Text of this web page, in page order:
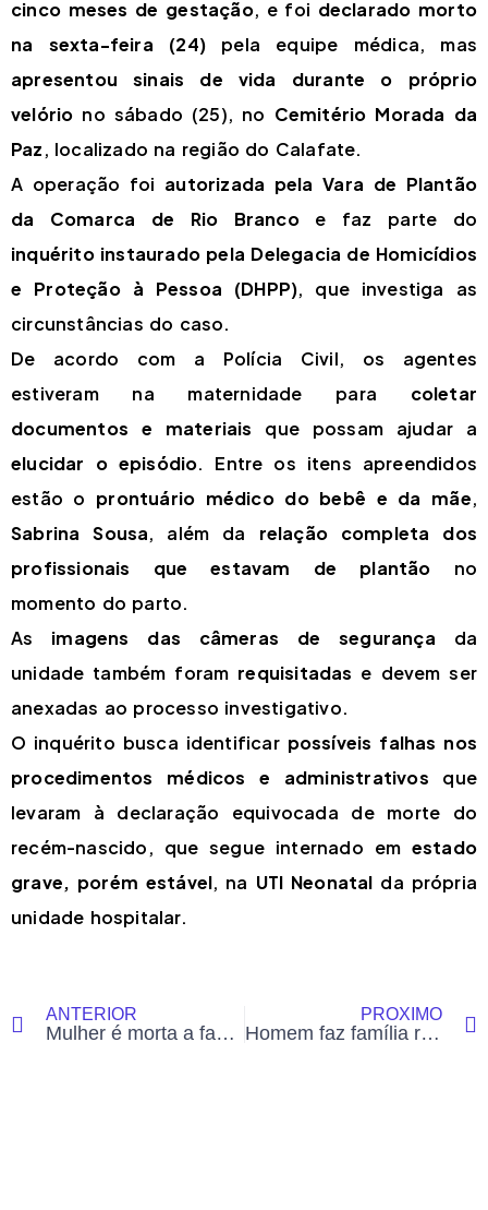
cinco meses de gestação, e foi declarado morto
na sexta-feira (24)pela equipe médica, mas
apresentou sinais de vida durante o próprio
velório no sábado (25), no Cemitério Morada da
Paz, localizado na região do Calafate.
A operação foi autorizada pela Vara de Plantão
da Comarca de Rio Brancoe faz parte do
inquérito instaurado pela Delegacia de Homicídios
e Proteção à Pessoa (DHPP), que investiga as
circunstâncias do caso.
De acordo com a Polícia Civil, os agentes
estiveram na maternidade para coletar
documentos e materiais que possam ajudar a
elucidar o episódio. Entre os itens apreendidos
estão o prontuário médico do bebê e da mãe,
Sabrina Sousa, além da relação completa dos
profissionais que estavam de plantão no
momento do parto.
As imagens das câmeras de segurança da
unidade também foram requisitadas e devem ser
anexadas ao processo investigativo.
O inquérito busca identificar possíveis falhas nos
procedimentos médicos e administrativos que
levaram à declaração equivocada de morte do
recém-nascido, que segue internado em estado
grave, porém estável, na UTI Neonatal da própria
unidade hospitalar.
ANTERIOR
Mulher é morta a facadas pelo marido, que comete suicídio em seguida, em Porto Acre
PRÓXIMO
Homem faz família refém durante assalto e é preso pela Polícia Militar em Cruzeiro do Sul